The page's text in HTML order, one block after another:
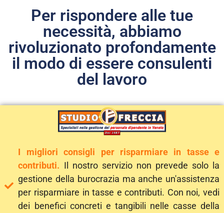
Per rispondere alle tue
necessità, abbiamo
rivoluzionato profondamente
il modo di essere consulenti
del lavoro
I migliori consigli per risparmiare in tasse e
contributi. Il nostro servizio non prevede solo la
gestione della burocrazia ma anche un'assistenza
per risparmiare in tasse e contributi. Con noi, vedi
dei benefici concreti e tangibili nelle casse della